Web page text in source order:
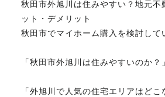
マスターおすすめ物件
会社概要
秋田市外旭川は住みやすい？地元不
ット・デメリット
秋田市でマイホーム購入を検討して
「秋田市外旭川は住みやすいのか？」
「外旭川で人気の住宅エリアはどこ